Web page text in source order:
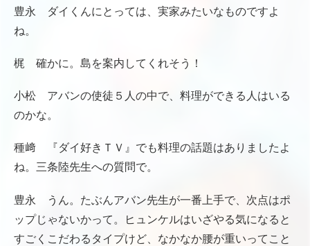
豊永 ダイくんにとっては、実家みたいなものですよ
ね。
梶 確かに。島を案内してくれそう！
小松 アバンの使徒５人の中で、料理ができる人はいる
のかな。
種﨑 『ダイ好きＴＶ』でも料理の話題はありましたよ
ね。三条陸先生への質問で。
豊永 うん。たぶんアバン先生が一番上手で、次点はポ
ップじゃないかって。ヒュンケルはいざやる気になると
すごくこだわるタイプけど、なかなか腰が重いってこと